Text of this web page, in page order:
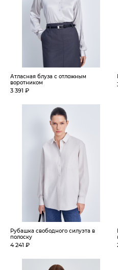
Атласная блуза с отложным
воротником
3 391 ₽
Рубашка свободного силуэта в
полоску
4 241 ₽